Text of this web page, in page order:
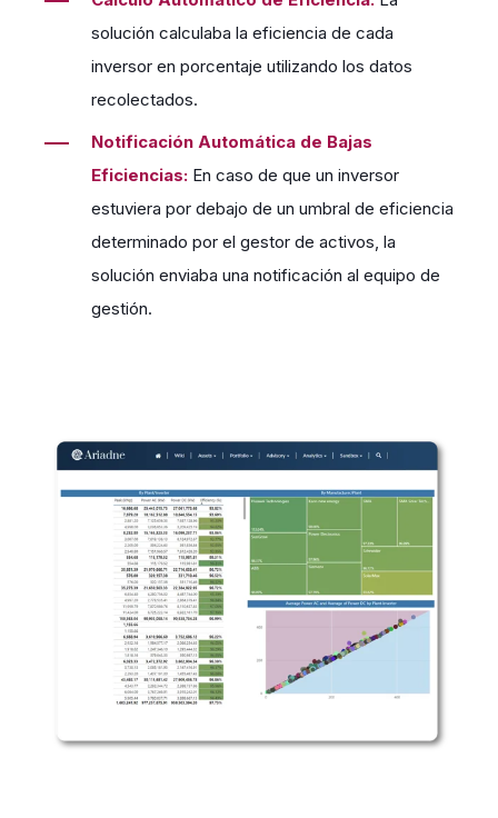
solución calculaba la eficiencia de cada
inversor en porcentaje utilizando los datos
recolectados.
Notificación Automática de Bajas
Eficiencias: En caso de que un inversor
estuviera por debajo de un umbral de eficiencia
determinado por el gestor de activos, la
solución enviaba una notificación al equipo de
gestión.